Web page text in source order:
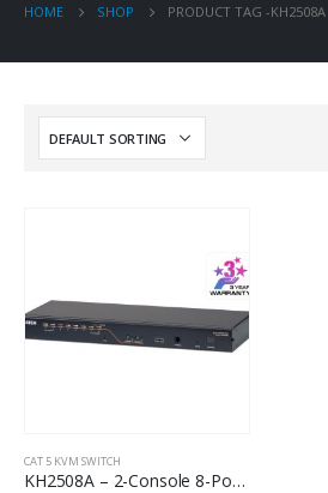
HOME SHOP PRODUCT TAG -KH2508A
CAT 5 KVM SWITCH
KH2508A – 2-Console 8-Port Multi-Interface (DisplayPort, HDMI, DVI, VGA) Cat 5 KVM Switch